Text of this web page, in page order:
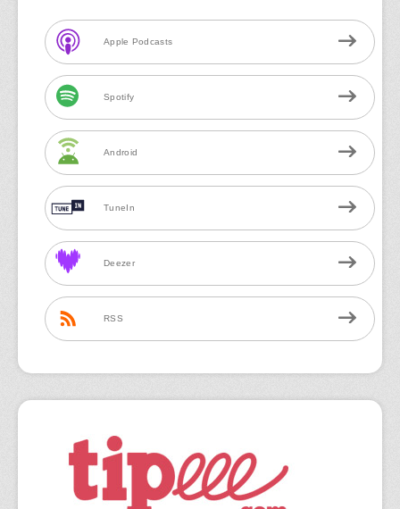
Apple Podcasts
Spotify
Android
TuneIn
Deezer
RSS